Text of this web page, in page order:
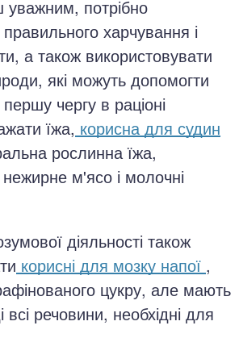
потрібно
харчування і
а також використовувати
які можуть допомогти
чергу в раціоні
їжа, корисна для судин
рослинна їжа,
м'ясо і молочні
діяльності також
корисні для мозку напої ,
цукру, але мають
речовини, необхідні для